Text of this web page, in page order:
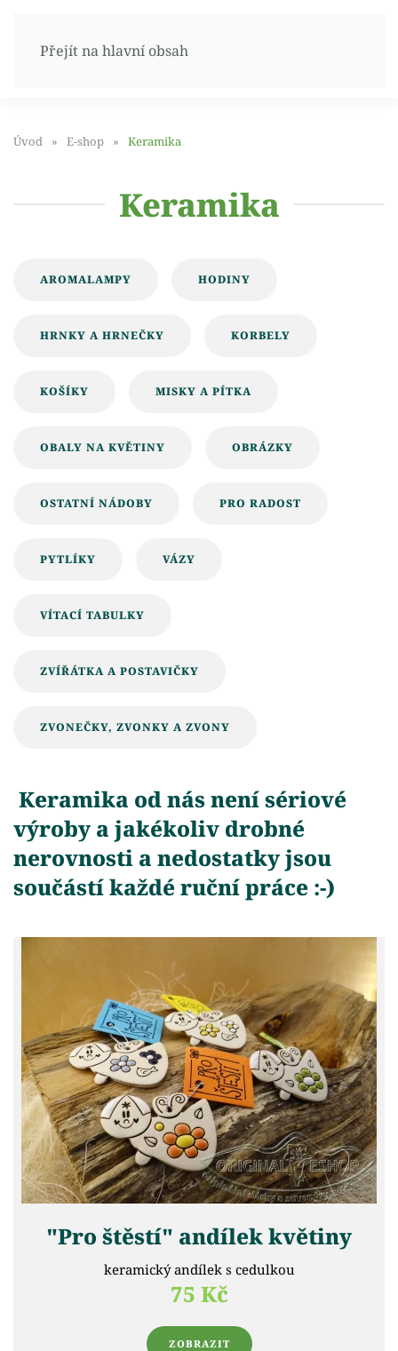
Přejít na hlavní obsah
Úvod E-shop Keramika
Keramika
AROMALAMPY HODINY
HRNKY A HRNEČKY KORBELY
KOŠÍKY MISKY A PÍTKA
OBALY NA KVĚTINY OBRÁZKY
OSTATNÍ NÁDOBY PRO RADOST
PYTLÍKY VÁZY
VÍTACÍ TABULKY
ZVÍŘÁTKA A POSTAVIČKY
ZVONEČKY, ZVONKY A ZVONY
Keramika od nás není sériové
výroby a jakékoliv drobné
nerovnosti a nedostatky jsou
součástí každé ruční práce :-)
"Pro štěstí" andílek květiny
keramický andílek s cedulkou
75 Kč
ZOBRAZIT